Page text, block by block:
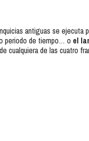
antiguas se ejecuta
periodo de tiempo… o el
cualquiera de las cuatro